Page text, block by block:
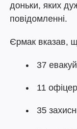
доньки, яких
повідомленні.
Єрмак вказав,
37
11
35